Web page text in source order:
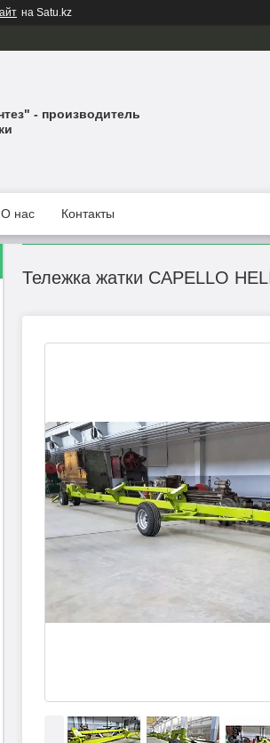
на Satu.kz
- производитель
О нас Контакты
Тележка жатки CAPELLO